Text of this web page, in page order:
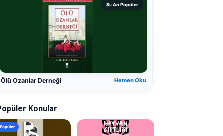
Şu An Popüler
Ölü Ozanlar Derneği Hemen Oku
Konular
Popüler